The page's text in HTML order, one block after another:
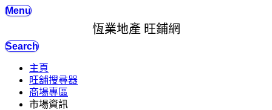
Menu
恆業地產 旺鋪網
Search
主頁
旺舖搜尋器
商場專區
市場資訊